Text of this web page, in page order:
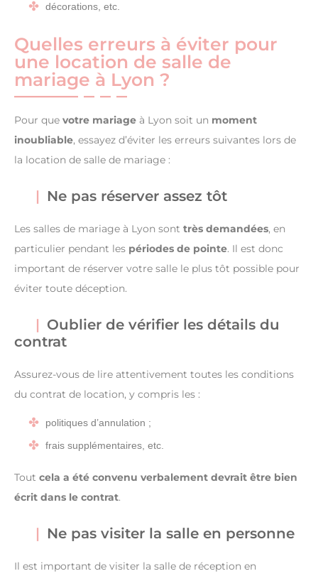
décorations, etc.
Quelles erreurs à éviter pour
une location de salle de
mariage à Lyon ?
Pour que votre mariage à Lyon soit un moment
inoubliable, essayez d’éviter les erreurs suivantes lors de
la location de salle de mariage :
Ne pas réserver assez tôt
Les salles de mariage à Lyon sont très demandées, en
particulier pendant les périodes de pointe. Il est donc
important de réserver votre salle le plus tôt possible pour
éviter toute déception.
Oublier de vérifier les détails du
contrat
Assurez-vous de lire attentivement toutes les conditions
du contrat de location, y compris les :
politiques d’annulation ;
frais supplémentaires, etc.
Tout cela a été convenu verbalement devrait être bien
écrit dans le contrat.
Ne pas visiter la salle en personne
Il est important de visiter la salle de réception en